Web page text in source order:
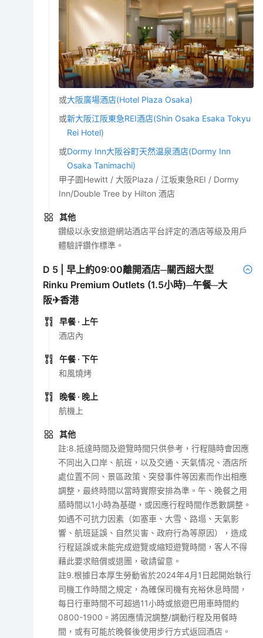
或大阪廣場酒店(Hotel Plaza Osaka)
或新大阪江阪東急REI酒店(Shin Osaka Esaka Tokyu
Rei Hotel)
或Dormy Inn大阪谷町天然温泉酒店(Dormy Inn
Osaka Tanimachi)
甲子園Hewitt / 大阪Plaza / 江坂東急REI / Dormy
Inn/Double Tree by Hilton 酒店
其他
鑽級以永安旅遊網站酒店平台評定的酒店等級及用戶
體驗評鑽作標準。
D 5 |早上約09:00離開酒店─關西超大型
Rinku Premium Outlets (1.5小時)─午餐─大
阪✈香港
早餐 · 上午
酒店內
午餐 · 下午
和風燒烤
晚餐 · 晚上
航機上
其他
註:8.抵達時間及遊覽時間只供參考，行程隨時會因應
不同出入口岸、航班，以及交通、天氣情况、酒店所
處位置不同、景區政策、突發事件等因素而作出相應
調整，最終時間以當時實際安排為準。午、晚餐之用
膳時間以1小時為基礎，或因應行程時間作悉數調整。
如遇不可抗力因素（如塞車、大雪、路塌、天氣影
響、航班延誤、自然災害、政府行為等原因），造成
行程延誤或未能完成遊覽或縮短遊覽時間，客人不得
藉此要求賠償或退團，敬請留意。
註9.根據日本厚生勞動省於2024年4月1日起開始執行
司機工作時間之規定，為確保司機有充裕休息時間，
每日行車時間不可超過11小時或旅遊巴用車時間約
0800-1900。將因應情況調整/調動行程及用餐時
間，或有可能於晚餐後使用步行方式返回酒店。